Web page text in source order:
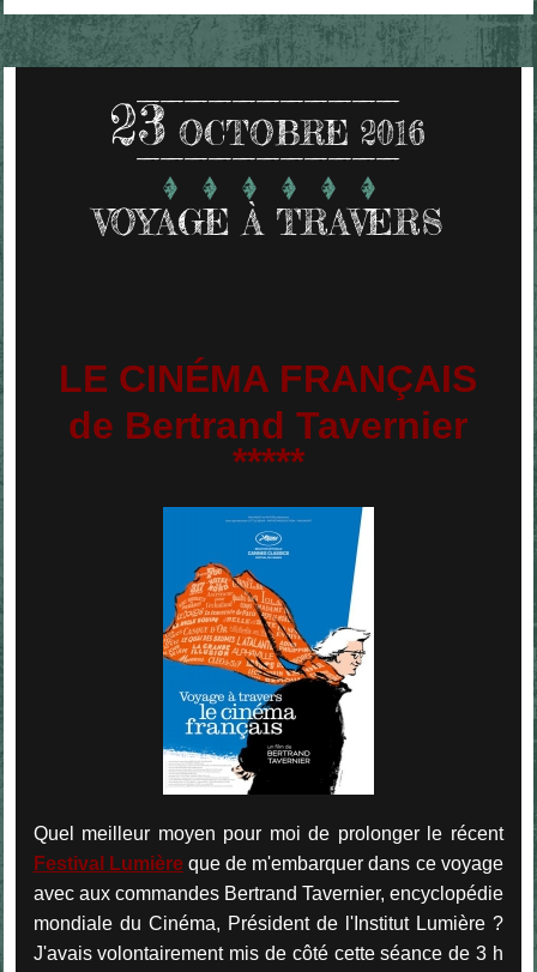
23 OCTOBRE 2016
VOYAGE À TRAVERS
LE CINÉMA FRANÇAIS
de Bertrand Tavernier
*****
Quel meilleur moyen pour moi de prolonger le récent
Festival Lumièreque de m'embarquer dans ce voyage
avec aux commandes Bertrand Tavernier, encyclopédie
mondiale du Cinéma, Président de l'Institut Lumière ?
J'avais volontairement mis de côté cette séance de 3 h